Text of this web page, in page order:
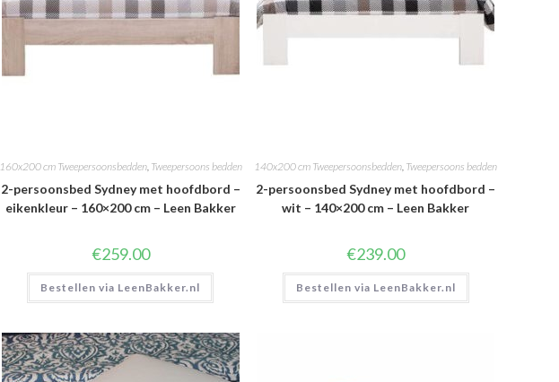
160x200 cm Tweepersoonsbedden, Tweepersoons bedden
2-persoonsbed Sydney met hoofdbord –
eikenkleur – 160×200 cm – Leen Bakker
€259.00
Bestellen via LeenBakker.nl
140x200 cm Tweepersoonsbedden, Tweepersoons bedden
2-persoonsbed Sydney met hoofdbord –
wit – 140×200 cm – Leen Bakker
€239.00
Bestellen via LeenBakker.nl